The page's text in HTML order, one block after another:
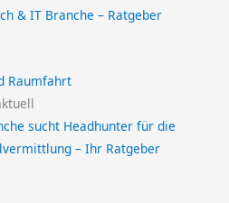
& IT Branche – Ratgeber
sucht Headhunter für die
– Ihr Ratgeber